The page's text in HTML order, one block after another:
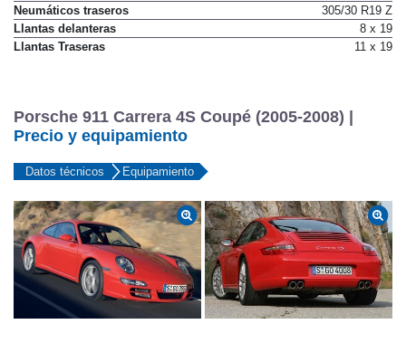
Neumáticos traseros
305/30 R19 Z
Llantas delanteras
8 x 19
Llantas Traseras
11 x 19
Porsche 911 Carrera 4S Coupé (2005-2008) |
Precio y equipamiento
Datos técnicos Equipamiento